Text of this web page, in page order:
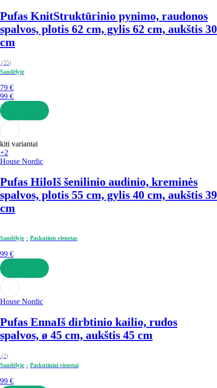
Pufas KnitStruktūrinio pynimo, raudonos
spalvos, plotis 62 cm, gylis 62 cm, aukštis 30
cm
(55)
Sandėlyje
79 €
99 €
Į KREPŠELĮ
kiti variantai
+2
House Nordic
Pufas HiloIš šenilinio audinio, kreminės
spalvos, plotis 55 cm, gylis 40 cm, aukštis 39
cm
Sandėlyje Paskutinis vienetas
99 €
Į KREPŠELĮ
House Nordic
Pufas EnnaIš dirbtinio kailio, rudos
spalvos, ø 45 cm, aukštis 45 cm
(2)
Sandėlyje
Paskutiniai vienetai
99 €